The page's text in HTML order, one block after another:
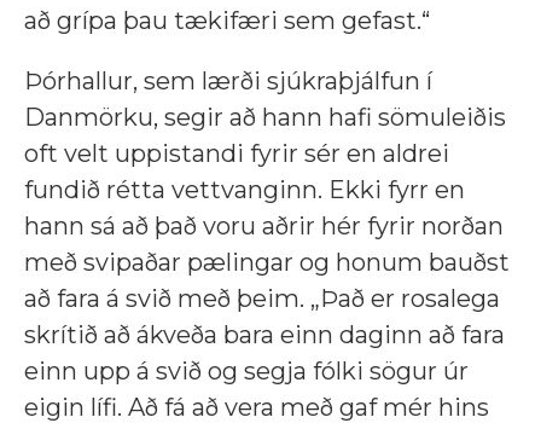
að grípa þau tækifæri sem gefast.“
Þórhallur, sem lærði sjúkraþjálfun í
Danmörku, segir að hann hafi sömuleiðis
oft velt uppistandi fyrir sér en aldrei
fundið rétta vettvanginn. Ekki fyrr en
hann sá að það voru aðrir hér fyrir norðan
með svipaðar pælingar og honum bauðst
að fara á svið með þeim. „Það er rosalega
skrítið að ákveða bara einn daginn að fara
einn upp á svið og segja fólki sögur úr
eigin lífi. Að fá að vera með gaf mér hins